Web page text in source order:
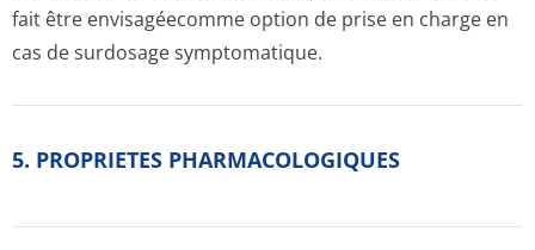
fait être envisagéecomme option de prise en charge en
cas de surdosage symptomatique.
5. PROPRIETES PHARMACOLOGIQUES